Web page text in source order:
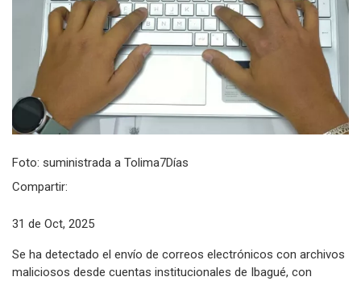
Foto: suministrada a Tolima7Días
Compartir:
31 de Oct, 2025
Se ha detectado el envío de correos electrónicos con archivos
maliciosos desde cuentas institucionales de Ibagué, con